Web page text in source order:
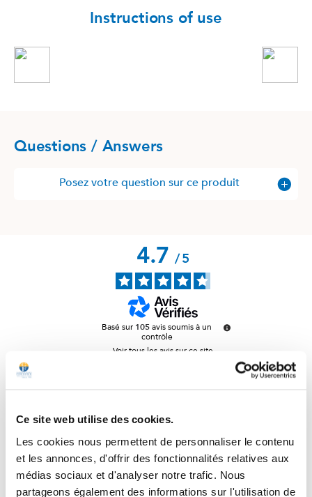
Ce site web utilise des cookies.
Les cookies nous permettent de personnaliser le contenu
et les annonces, d'offrir des fonctionnalités relatives aux
médias sociaux et d'analyser notre trafic. Nous
partageons également des informations sur l'utilisation de
Instructions of use
Questions / Answers
Posez votre question sur ce produit
4.7/5
Basé sur 105avis soumis à un
contrôle
Voir tous les avis sur ce site
5
83
2 étoiles
1étoile